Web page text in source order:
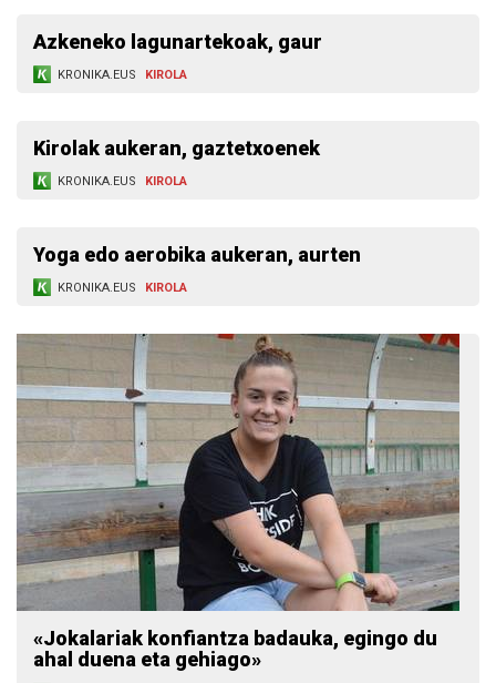
Azkeneko lagunartekoak, gaur
KRONIKA.EUS KIROLA
Kirolak aukeran, gaztetxoenek
KRONIKA.EUS KIROLA
Yoga edo aerobika aukeran, aurten
KRONIKA.EUS KIROLA
«Jokalariak konfiantza badauka, egingo du
ahal duena eta gehiago»